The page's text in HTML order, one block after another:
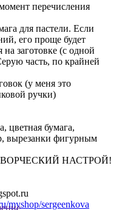
перечисления
для пастели. Если
его проще будет
на заготовке (с одной
часть, по крайней
(у меня это
ручки)
цветная бумага,
вырезанки фигурным
НАСТРОЙ!
myshop/sergeenkova